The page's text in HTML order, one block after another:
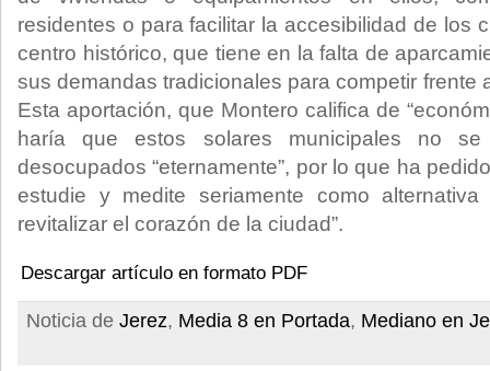
residentes o para facilitar la accesibilidad de los
centro histórico, que tiene en la falta de
sus demandas tradicionales para competir frente
Esta aportación, que Montero califica de
haría que estos solares municipales no
desocupados “eternamente”, por lo que ha
estudie y medite seriamente como
revitalizar el corazón de la ciudad”.
Descargar artículo en formato PDF
Noticia de Jerez, Media 8 en Portada, Mediano en